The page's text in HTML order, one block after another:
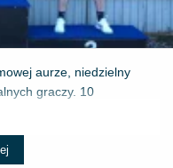
aurze, niedzielny
graczy. 10